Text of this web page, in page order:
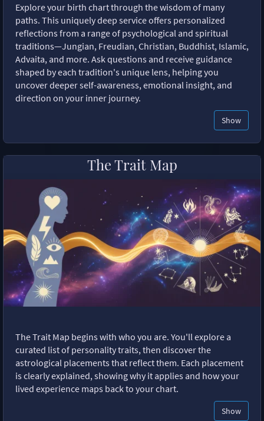
Explore your birth chart through the wisdom of many
paths. This uniquely deep service offers personalized
reflections from a range of psychological and spiritual
traditions—Jungian, Freudian, Christian, Buddhist, Islamic,
Advaita, and more. Ask questions and receive guidance
shaped by each tradition's unique lens, helping you
uncover deeper self-awareness, emotional insight, and
direction on your inner journey.
Show
The Trait Map
The Trait Map begins with who you are. You'll explore a
curated list of personality traits, then discover the
astrological placements that reflect them. Each placement
is clearly explained, showing why it applies and how your
lived experience maps back to your chart.
Show